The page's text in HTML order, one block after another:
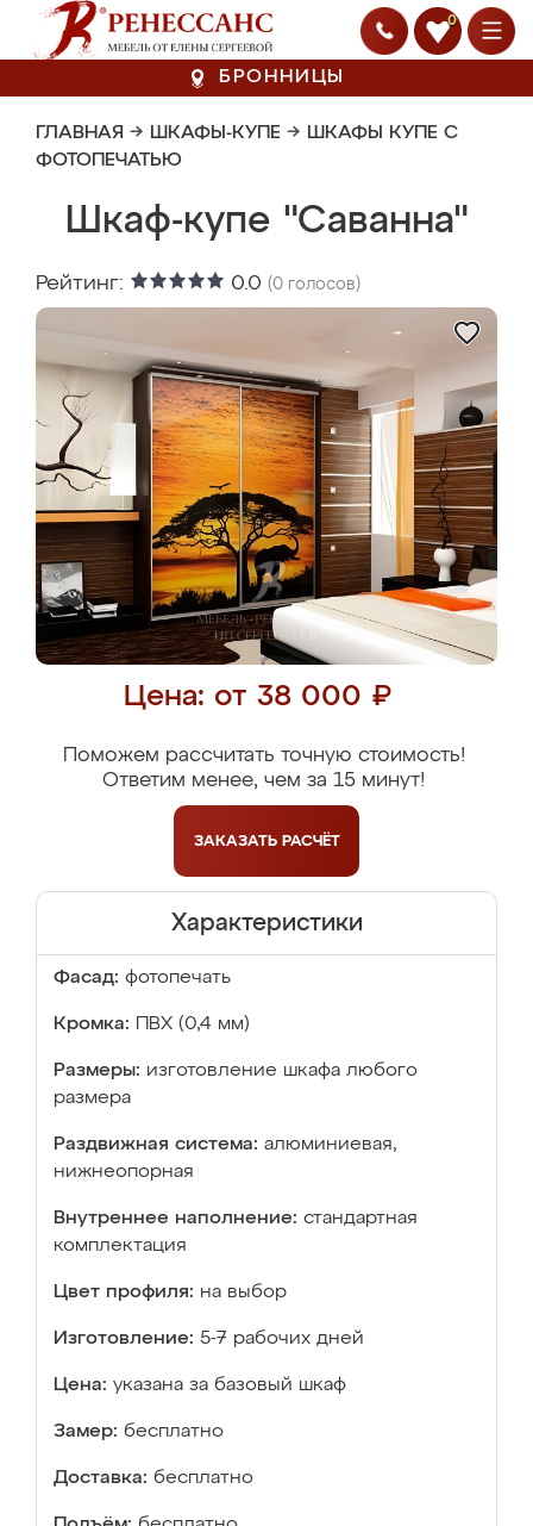
0
БРОННИЦЫ
ГЛАВНАЯ → ШКАФЫ-КУПЕ → ШКАФЫ КУПЕ С
ФОТОПЕЧАТЬЮ
Шкаф-купе "Саванна"
Рейтинг: 0.0 (0 голосов)
Цена: от 38 000 ₽
Поможем рассчитать точную стоимость!
Ответим менее, чем за 15 минут!
ЗАКАЗАТЬ РАСЧЁТ
Характеристики
Фасад: фотопечать
Кромка: ПВХ (0,4 мм)
Размеры: изготовление шкафа любого
размера
Раздвижная система: алюминиевая,
нижнеопорная
Внутреннее наполнение: стандартная
комплектация
Цвет профиля: на выбор
Изготовление: 5-7 рабочих дней
Цена: указана за базовый шкаф
Замер: бесплатно
Доставка: бесплатно